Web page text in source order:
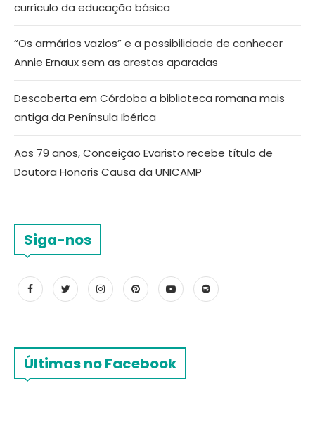
currículo da educação básica
“Os armários vazios” e a possibilidade de conhecer
Annie Ernaux sem as arestas aparadas
Descoberta em Córdoba a biblioteca romana mais
antiga da Península Ibérica
Aos 79 anos, Conceição Evaristo recebe título de
Doutora Honoris Causa da UNICAMP
Siga-nos
Últimas no Facebook